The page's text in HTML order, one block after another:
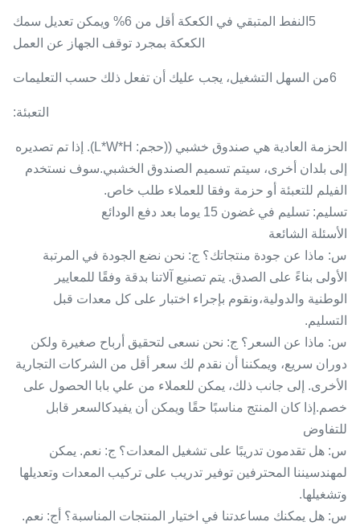
5النفط المتبقي في الكعكة أقل من 6% ويمكن تعديل سمك
الكعكة بمجرد توقف الجهاز عن العمل
6من السهل التشغيل، يجب عليك أن تفعل ذلك حسب التعليمات
التعبئة:
الحزمة العادية هي صندوق خشبي ((حجم: L*W*H). إذا تم تصديره
إلى بلدان أخرى، سيتم تسميم الصندوق الخشبي.سوف نستخدم
الفيلم للتعبئة أو حزمة وفقا للعملاء طلب خاص.
تسليم: تسليم في غضون 15 يوما بعد دفع الودائع
الأسئلة الشائعة
س: ماذا عن جودة منتجاتك؟ ج: نحن نضع الجودة في المرتبة
الأولى بناءً على الصدق. يتم تصنيع آلاتنا بدقة وفقًا للمعايير
الوطنية والدولية،ونقوم بإجراء اختبار على كل معدات قبل
التسليم.
س: ماذا عن السعر؟ ج: نحن نسعى لتحقيق أرباح صغيرة ولكن
دوران سريع، ويمكننا أن نقدم لك سعر أقل من الشركات التجارية
الأخرى. إلى جانب ذلك، يمكن للعملاء من علي بابا الحصول على
خصم.إذا كان المنتج مناسبًا حقًا ويمكن أن يفيدكالسعر قابل
للتفاوض
س: هل تقدمون تدريبًا على تشغيل المعدات؟ ج: نعم. يمكن
لمهندسيننا المحترفين توفير تدريب على تركيب المعدات وتعديلها
وتشغيلها.
س: هل يمكنك مساعدتنا في اختيار المنتجات المناسبة؟ أج: نعم.